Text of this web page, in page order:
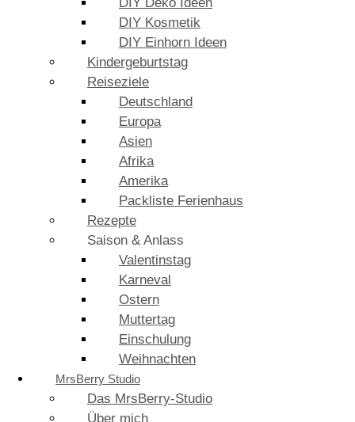
DIY Kosmetik
DIY Einhorn Ideen
Kindergeburtstag
Reiseziele
Deutschland
Europa
Asien
Afrika
Amerika
Packliste Ferienhaus
Rezepte
Saison & Anlass
Valentinstag
Karneval
Ostern
Muttertag
Einschulung
Weihnachten
MrsBerry Studio
Das MrsBerry-Studio
Über mich